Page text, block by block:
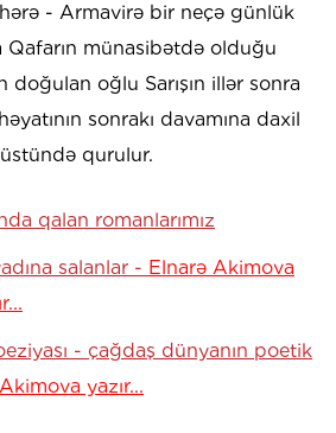
- Armavirə bir neçə günlük
Qafarın münasibətdə olduğu
doğulan oğlu Sarışın illər sonra
sonrakı davamına daxil
qurulur.
qalan romanlarımız
salanlar - Elnarə Akimova
- çağdaş dünyanın poetik
yazır...